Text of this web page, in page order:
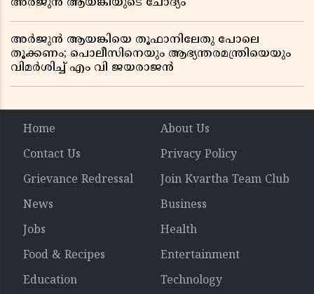
അർജുൻ ആയങ്കിയെ തൂഫാനിലേതു പോലെ
തൂക്കണം; പൊലീസിനെയും ആഭ്യന്തരമന്ത്രിയെയും
വിമർശിച്ച് എം വി ജയരാജൻ
Home
About Us
Contact Us
Privacy Policy
Grievance Redressal
Join Kvartha Team Club
News
Business
Jobs
Health
Food & Recipes
Entertainment
Education
Technology